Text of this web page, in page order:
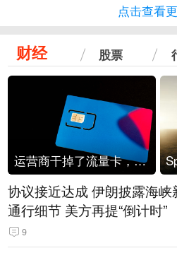
点击查看
财经 股票
运营商干掉了流量卡，他们真的玩不起了
协议接近达成 伊朗披露海峡
通行细节 美方再提“倒计时”
9